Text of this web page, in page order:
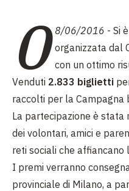
0 8/06/2016 - Si
organizzata dal
con un ottimo
Venduti 2.833 biglietti
raccolti per la Campagna
La partecipazione è stata
dei volontari, amici e
reti sociali che affiancano
I premi verranno
provinciale di Milano, a